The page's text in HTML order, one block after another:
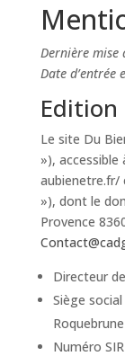
Dernière mise
Date d’entrée
Le site Du
»), accessible
aubienetre.fr/
»), dont le
Provence
Directeur
Siège
Numéro